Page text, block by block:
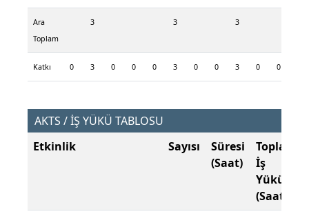
Ara
Toplam
3 3 3
Katkı 0 3 0 0 0 3 0 0 3 0 0
AKTS / İŞ YÜKÜ TABLOSU
Etkinlik
Sayısı
Süresi
(Saat)
Toplam
İş
Yükü
(Saat)